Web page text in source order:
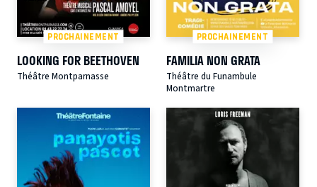
PROCHAINEMENT
LOOKING FOR BEETHOVEN
Théâtre Montparnasse
PROCHAINEMENT
FAMILIA NON GRATA
Théâtre du Funambule
Montmartre